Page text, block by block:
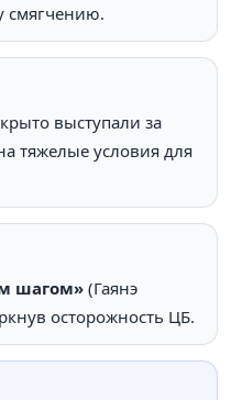
смягчению.
выступали за
тяжелые условия для
шагом» (Гаянэ
осторожность ЦБ.